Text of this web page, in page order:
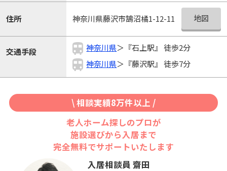
住所 神奈川県藤沢市鵠沼橘1-12-11 地図
交通手段 神奈川県＞『石上駅』 徒歩2分
神奈川県＞『藤沢駅』 徒歩7分
\ 相談実績8万件以上 /
老人ホーム探しのプロが
施設選びから入居まで
完全無料でサポートいたします
入居相談員 齋田